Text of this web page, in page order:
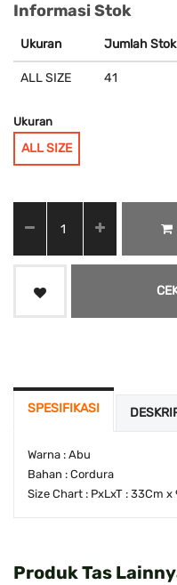
Informasi Stok
Ukuran Jumlah Stok
ALL SIZE 41
Ukuran
ALL SIZE
SPESIFIKASI
Warna : Abu
Bahan : Cordura
Size Chart : PxLxT : 33Cm x
Produk Tas